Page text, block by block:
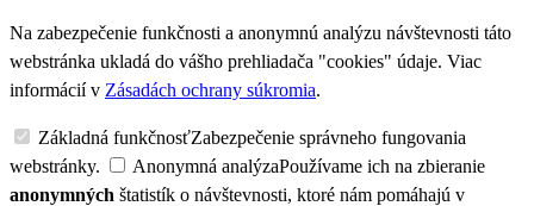
Na zabezpečenie funkčnosti a anonymnú analýzu návštevnosti táto
webstránka ukladá do vášho prehliadača "cookies" údaje. Viac
informácií v Zásadách ochrany súkromia.
Základná funkčnosťZabezpečenie správneho fungovania
webstránky.
Anonymná analýzaPoužívame ich na zbieranie
anonymných štatistík o návštevnosti, ktoré nám pomáhajú v